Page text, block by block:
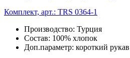
Комплект, арт.: TRS 0364-1
Производство: Турция
Состав: 100% хлопок
Доп.параметр: короткий рукав